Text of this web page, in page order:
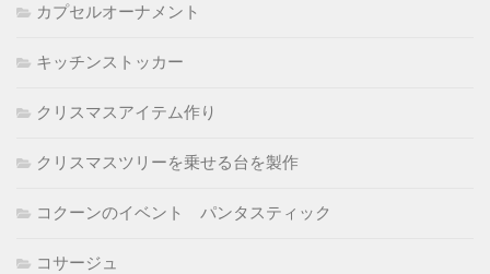
カプセルオーナメント
キッチンストッカー
クリスマスアイテム作り
クリスマスツリーを乗せる台を製作
コクーンのイベント パンタスティック
コサージュ